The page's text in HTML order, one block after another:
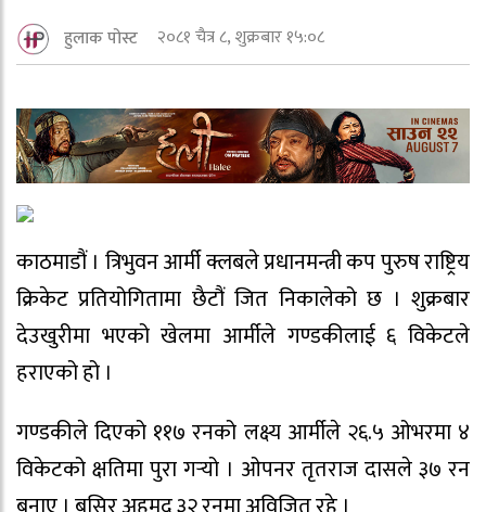
हुलाक पोस्ट २०८१ चैत्र ८, शुक्रबार १५:०८
काठमाडौं । त्रिभुवन आर्मी क्लबले प्रधानमन्त्री कप पुरुष राष्ट्रिय
क्रिकेट प्रतियोगितामा छैटौं जित निकालेको छ । शुक्रबार
देउखुरीमा भएको खेलमा आर्मीले गण्डकीलाई ६ विकेटले
हराएको हो ।
गण्डकीले दिएको ११७ रनको लक्ष्य आर्मीले २६.५ ओभरमा ४
विकेटको क्षतिमा पुरा गर्‍यो । ओपनर तृतराज दासले ३७ रन